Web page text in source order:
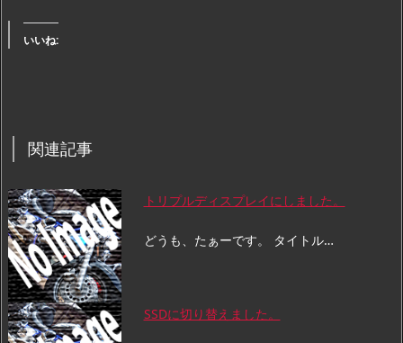
いいね:
関連記事
トリプルディスプレイにしました。
どうも、たぁーです。 タイトル…
SSDに切り替えました。